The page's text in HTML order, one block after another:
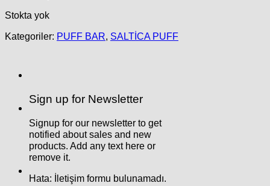
Sign up for Newsletter
Signup for our newsletter to get
notified about sales and new
products. Add any text here or
remove it.
Hata: İletişim formu bulunamadı.
Stokta yok
Kategoriler: PUFF BAR, SALTİCA PUFF